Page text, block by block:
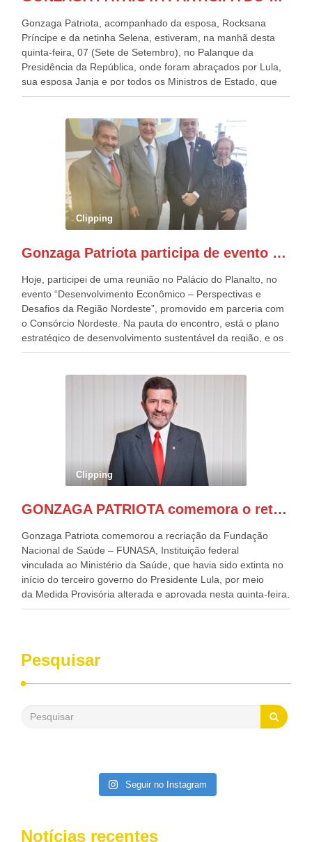
Gonzaga Patriota, acompanhado da esposa, Rocksana
Príncipe e da netinha Selena, estiveram, na manhã desta
quinta-feira, 07 (Sete de Setembro), no Palanque da
Presidência da República, onde foram abraçados por Lula,
sua esposa Janja e por todos os Ministros de Estado, que
estavam presentes, nos Desfiles da Independência da
outros desfiles, na Esplanada dos Ministérios, disse ter sido
o deste ano, o maior e o mais organizado de todos. “Há
quatro décadas, como Patriota até no nome, participo
anualmente dos desfiles de Sete de Setembro, na
Esplanada dos Ministérios, em Brasília. Este ano, o governo
preparou espaços com cadeiras e coberturas, para 30.000
pessoas, só que o número de Patriotas Brasileiros
Independentes, dobrou na Esplanada. Eu, Lula e os
Patriota.
Clipping
Gonzaga Patriota participa de evento em prol do desenvolvimento do Nordeste
Hoje, participei de uma reunião no Palácio do Planalto, no
evento “Desenvolvimento Econômico – Perspectivas e
Desafios da Região Nordeste”, promovido em parceria com
o Consórcio Nordeste. Na pauta do encontro, está o plano
estratégico de desenvolvimento sustentável da região, e os
desafios para a elaboração de políticas públicas, que
evento contou com a presença do Vice-presidente Geraldo
Alckmin, que também ocupa o Ministério do
Desenvolvimento, Indústria, Comércio e Serviços, o ex
governador de Pernambuco, agora Presidente do Banco do
Nordeste, Paulo Câmara, o ex Deputado Federal, e
atualmente Superintendente da SUDENE, Danilo Cabral, da
Governadora de Pernambuco, Raquel Lyra, os ministros da
Casa Civil, Rui Costa, e da Integração e do Desenvolvimento
de todo Nordeste que também ajudam a fomentar o
Clipping
GONZAGA PATRIOTA comemora o retorno da FUNASA
Gonzaga Patriota comemorou a recriação da Fundação
Nacional de Saúde – FUNASA, Instituição federal
vinculada ao Ministério da Saúde, que havia sido extinta no
início do terceiro governo do Presidente Lula, por meio
da Medida Provisória alterada e aprovada nesta quinta-feira,
pelo Congresso Nacional. Gonzaga Patriota disse hoje em
desenvolvimento dos seus municípios e, somente o ano
passado, essa Fundação distribuiu mais de três bilhões de
reais, com suas maravilhosas ações, dentre alas, mais de
saneamento básico, em pequenas comunidades rurais.
Patriota disse ainda que, mesmo sem mandato,
Pesquisar
Seguir no Instagram
Notícias recentes